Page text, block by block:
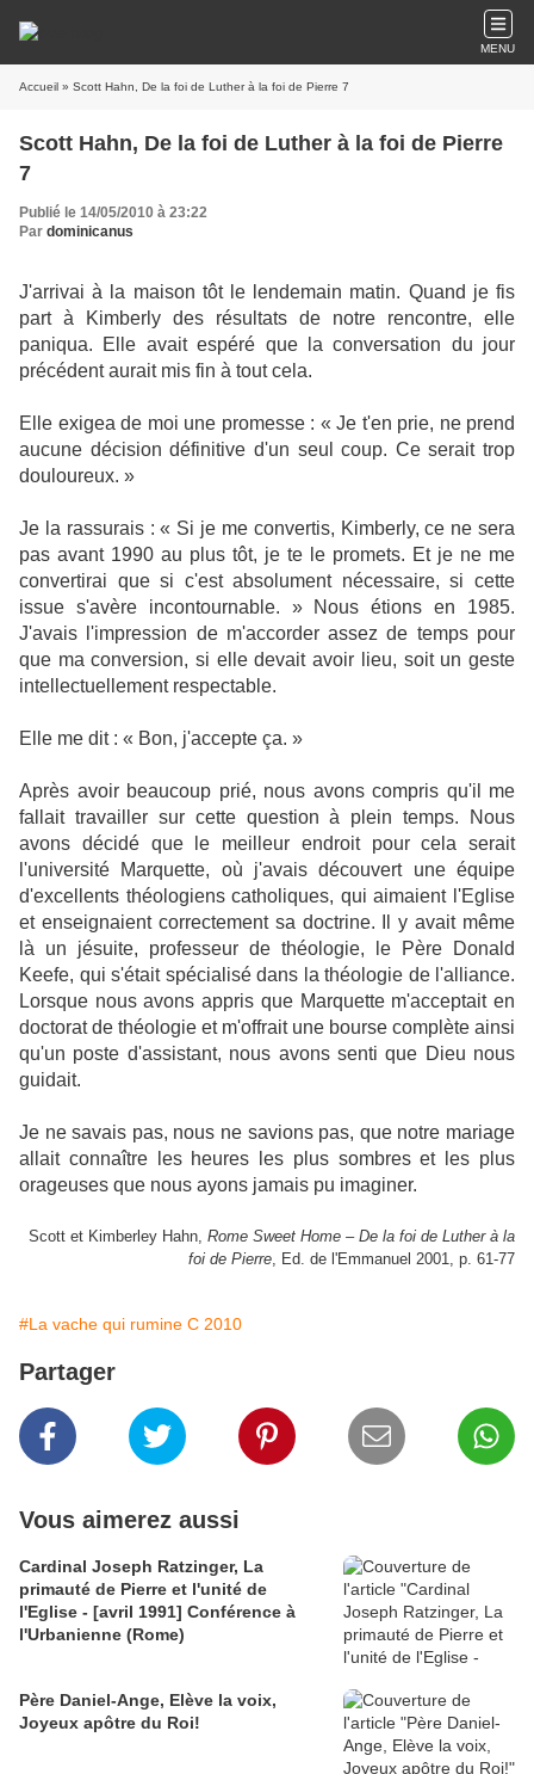
MENU
Accueil » Scott Hahn, De la foi de Luther à la foi de Pierre 7
Scott Hahn, De la foi de Luther à la foi de Pierre
7
Publié le 14/05/2010 à 23:22
Par dominicanus
J'arrivai à la maison tôt le lendemain matin. Quand je fis
part à Kimberly des résultats de notre rencontre, elle
paniqua. Elle avait espéré que la conversation du jour
précédent aurait mis fin à tout cela.
Elle exigea de moi une promesse : « Je t'en prie, ne prend
aucune décision définitive d'un seul coup. Ce serait trop
douloureux. »
Je la rassurais : « Si je me convertis, Kimberly, ce ne sera
pas avant 1990 au plus tôt, je te le promets. Et je ne me
convertirai que si c'est absolument nécessaire, si cette
issue s'avère incontournable. » Nous étions en 1985.
J'avais l'impression de m'accorder assez de temps pour
que ma conversion, si elle devait avoir lieu, soit un geste
intellectuellement respectable.
Elle me dit : « Bon, j'accepte ça. »
Après avoir beaucoup prié, nous avons compris qu'il me
fallait travailler sur cette question à plein temps. Nous
avons décidé que le meilleur endroit pour cela serait
l'université Marquette, où j'avais découvert une équipe
d'excellents théologiens catholiques, qui aimaient l'Eglise
et enseignaient correctement sa doctrine. Il y avait même
là un jésuite, professeur de théologie, le Père Donald
Keefe, qui s'était spécialisé dans la théologie de l'alliance.
Lorsque nous avons appris que Marquette m'acceptait en
doctorat de théologie et m'offrait une bourse complète ainsi
qu'un poste d'assistant, nous avons senti que Dieu nous
guidait.
Je ne savais pas, nous ne savions pas, que notre mariage
allait connaître les heures les plus sombres et les plus
orageuses que nous ayons jamais pu imaginer.
Scott et Kimberley Hahn, Rome Sweet Home – De la foi de Luther à la
foi de Pierre, Ed. de l'Emmanuel 2001, p. 61-77
#La vache qui rumine C 2010
Partager
Vous aimerez aussi
Cardinal Joseph Ratzinger, La
primauté de Pierre et l'unité de
l'Eglise - [avril 1991] Conférence à
l'Urbanienne (Rome)
Père Daniel-Ange, Elève la voix,
Joyeux apôtre du Roi!